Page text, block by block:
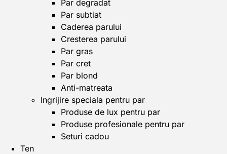
Par degradat
Par subtiat
Caderea parului
Cresterea parului
Par gras
Par cret
Par blond
Anti-matreata
Ingrijire speciala pentru par
Produse de lux pentru par
Produse profesionale pentru par
Seturi cadou
Ten